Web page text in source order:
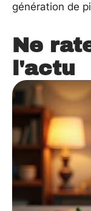
génération de
Ne
l'actu